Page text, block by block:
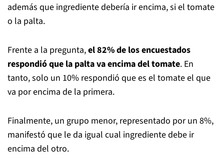
además que ingrediente debería ir encima, si el tomate
o la palta.
Frente a la pregunta,el 82% de los encuestados
respondió que la palta va encima del tomate. En
tanto, solo un 10% respondió que es el tomate el que
va por encima de la primera.
Finalmente, un grupo menor, representado por un 8%,
manifestó que le da igual cual ingrediente debe ir
encima del otro.